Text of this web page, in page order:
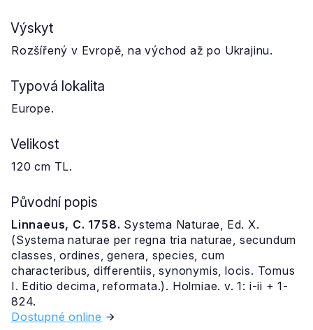
Výskyt
Rozšířený v Evropě, na východ až po Ukrajinu.
Typová lokalita
Europe.
Velikost
120 cm TL.
Původní popis
Linnaeus, C. 1758. Systema Naturae, Ed. X.
(Systema naturae per regna tria naturae, secundum
classes, ordines, genera, species, cum
characteribus, differentiis, synonymis, locis. Tomus
I. Editio decima, reformata.). Holmiae. v. 1: i-ii + 1-
824.
Dostupné online